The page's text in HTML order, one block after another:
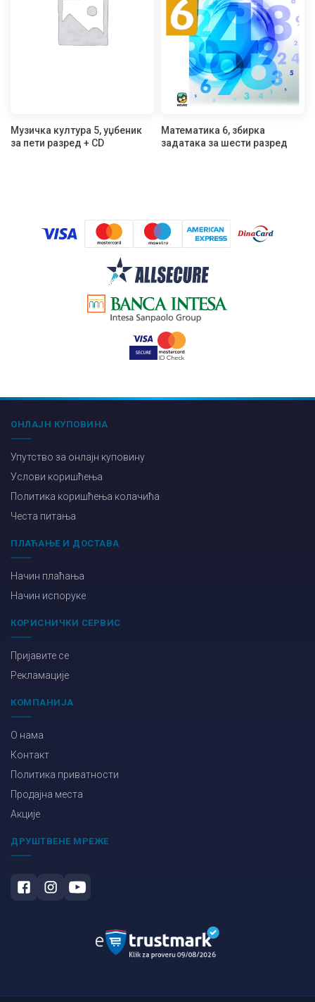
Музичка култура 5, уџбеник
за пети разред + CD
Математика 6, збирка
задатака за шести разред
ОНЛАЈН КУПОВИНА
Упутство за онлајн куповину
Услови коришћења
Политика коришћења колачића
Честа питања
ПЛАЋАЊЕ И ДОСТАВА
Начин плаћања
Начин испоруке
КОРИСНИЧКИ СЕРВИС
Пријавите се
Рекламације
КОМПАНИЈА
О нама
Контакт
Политика приватности
Продајна места
Акције
ДРУШТВЕНЕ МРЕЖЕ